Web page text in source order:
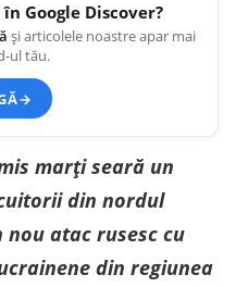
Google Discover?
și articolele noastre apar mai
ul tău.
→
marți seară un
din nordul
atac rusesc cu
din regiunea